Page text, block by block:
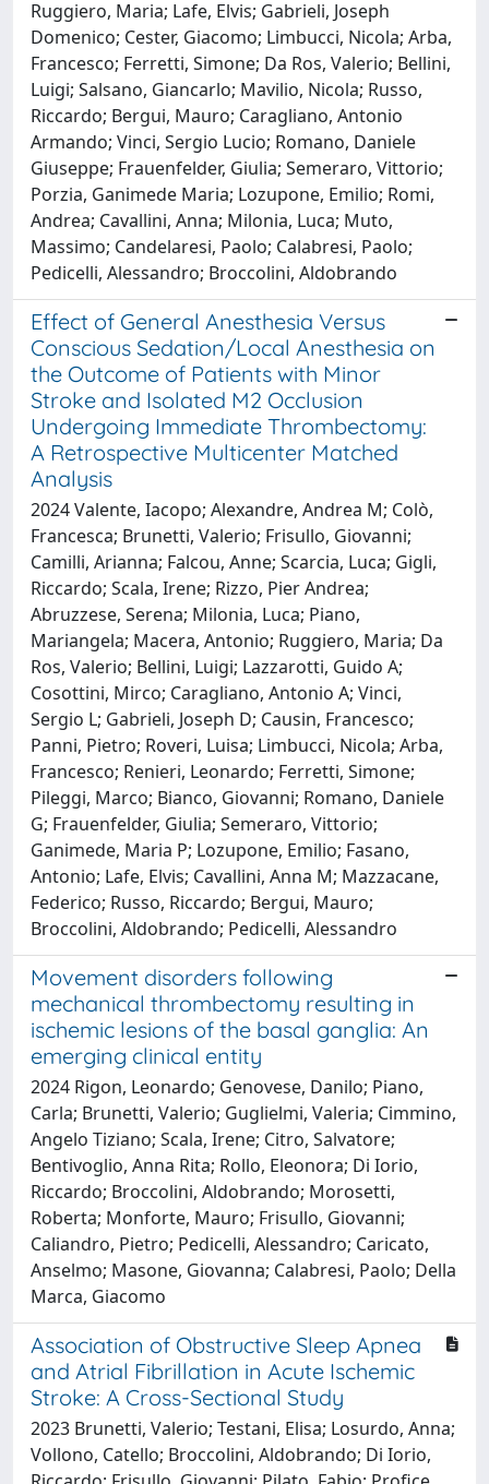
Ruggiero, Maria; Lafe, Elvis; Gabrieli, Joseph
Domenico; Cester, Giacomo; Limbucci, Nicola; Arba,
Francesco; Ferretti, Simone; Da Ros, Valerio; Bellini,
Luigi; Salsano, Giancarlo; Mavilio, Nicola; Russo,
Riccardo; Bergui, Mauro; Caragliano, Antonio
Armando; Vinci, Sergio Lucio; Romano, Daniele
Giuseppe; Frauenfelder, Giulia; Semeraro, Vittorio;
Porzia, Ganimede Maria; Lozupone, Emilio; Romi,
Andrea; Cavallini, Anna; Milonia, Luca; Muto,
Massimo; Candelaresi, Paolo; Calabresi, Paolo;
Pedicelli, Alessandro; Broccolini, Aldobrando
Effect of General Anesthesia Versus
Conscious Sedation/Local Anesthesia on
the Outcome of Patients with Minor
Stroke and Isolated M2 Occlusion
Undergoing Immediate Thrombectomy:
A Retrospective Multicenter Matched
Analysis
2024 Valente, Iacopo; Alexandre, Andrea M; Colò,
Francesca; Brunetti, Valerio; Frisullo, Giovanni;
Camilli, Arianna; Falcou, Anne; Scarcia, Luca; Gigli,
Riccardo; Scala, Irene; Rizzo, Pier Andrea;
Abruzzese, Serena; Milonia, Luca; Piano,
Mariangela; Macera, Antonio; Ruggiero, Maria; Da
Ros, Valerio; Bellini, Luigi; Lazzarotti, Guido A;
Cosottini, Mirco; Caragliano, Antonio A; Vinci,
Sergio L; Gabrieli, Joseph D; Causin, Francesco;
Panni, Pietro; Roveri, Luisa; Limbucci, Nicola; Arba,
Francesco; Renieri, Leonardo; Ferretti, Simone;
Pileggi, Marco; Bianco, Giovanni; Romano, Daniele
G; Frauenfelder, Giulia; Semeraro, Vittorio;
Ganimede, Maria P; Lozupone, Emilio; Fasano,
Antonio; Lafe, Elvis; Cavallini, Anna M; Mazzacane,
Federico; Russo, Riccardo; Bergui, Mauro;
Broccolini, Aldobrando; Pedicelli, Alessandro
Movement disorders following
mechanical thrombectomy resulting in
ischemic lesions of the basal ganglia: An
emerging clinical entity
2024 Rigon, Leonardo; Genovese, Danilo; Piano,
Carla; Brunetti, Valerio; Guglielmi, Valeria; Cimmino,
Angelo Tiziano; Scala, Irene; Citro, Salvatore;
Bentivoglio, Anna Rita; Rollo, Eleonora; Di Iorio,
Riccardo; Broccolini, Aldobrando; Morosetti,
Roberta; Monforte, Mauro; Frisullo, Giovanni;
Caliandro, Pietro; Pedicelli, Alessandro; Caricato,
Anselmo; Masone, Giovanna; Calabresi, Paolo; Della
Marca, Giacomo
Association of Obstructive Sleep Apnea
and Atrial Fibrillation in Acute Ischemic
Stroke: A Cross-Sectional Study
2023 Brunetti, Valerio; Testani, Elisa; Losurdo, Anna;
Vollono, Catello; Broccolini, Aldobrando; Di Iorio,